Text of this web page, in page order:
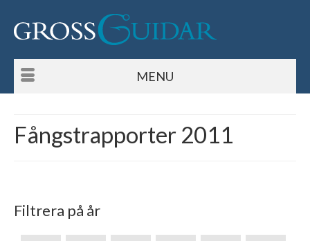
MENU
Fångstrapporter 2011
Filtrera på år